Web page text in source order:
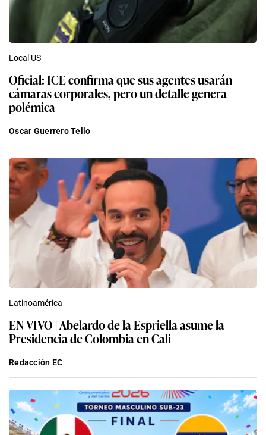
Local US
Oficial: ICE confirma que sus agentes usarán
cámaras corporales, pero un detalle genera
polémica
Oscar Guerrero Tello
Latinoamérica
EN VIVO | Abelardo de la Espriella asume la
Presidencia de Colombia en Cali
Redacción EC